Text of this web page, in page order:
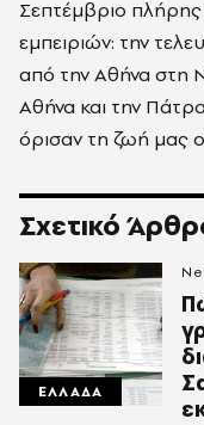
Σεπτέμβριο
εμπειριών: την
από την Αθήνα στη
Αθήνα και την
όρισαν τη ζωή μας
Σχετικό
ΕΛΛΑΔΑ